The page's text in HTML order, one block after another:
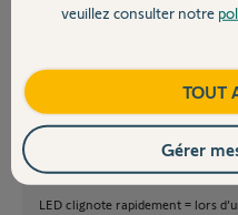
Contact
- La LED permet de connaître à
LED éteinte = relais radio éteint
LED clignote une fois = lorsque
lorsqu’il vient d’être débranché
LED diminue de moitié en
LED clignote rapidement = lors
veuillez consulter notre
TOUT
Gérer